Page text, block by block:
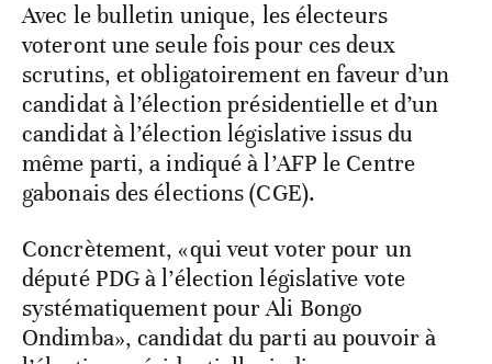
Avec le bulletin unique, les électeurs
voteront une seule fois pour ces deux
scrutins, et obligatoirement en faveur d’un
candidat à l’élection présidentielle et d’un
candidat à l’élection législative issus du
même parti, a indiqué à l’AFP le Centre
gabonais des élections (CGE).
Concrètement, «qui veut voter pour un
député PDG à l’élection législative vote
systématiquement pour Ali Bongo
Ondimba», candidat du parti au pouvoir à